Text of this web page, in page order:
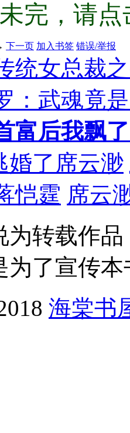
完，请
下一页 加入书签 错误/举报
统女总裁
：武魂竟
富后我飘
婚了席云渺
恺霆 席云
为转载作
为了宣传
海棠书